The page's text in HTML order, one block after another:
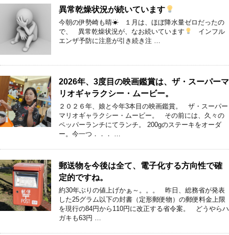
異常乾燥状況が続いています
今朝の伊勢崎も晴☀ １月は、ほぼ降水量ゼロだったの
で、 異常乾燥状況が、なお続いています
インフル
エンザ予防に注意が引き続き注 …
2026年、3度目の映画鑑賞は、ザ・スーパーマ
リオギャラクシー・ムービー。
２０２６年、娘と今年3本目の映画鑑賞。 ザ・スーパー
マリオギャラクシー・ムービー。 その前には、久々の
ペッパーランチにてランチ。 200gのステーキをオーダ
ー。今一つ．．． …
郵送物を今後は全て、電子化する方向性で確
定的ですね。
約30年ぶりの値上げかぁ～。。。 昨日、総務省が発表
した25グラム以下の封書（定形郵便物）の郵便料金上限
を現行の84円から110円に改正する省令案。 どうやらハ
ガキも63円 …